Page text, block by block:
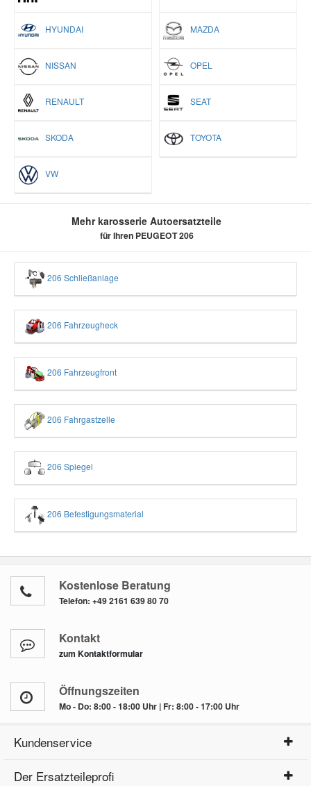
HYUNDAI MAZDA
NISSAN OPEL
RENAULT SEAT
SKODA TOYOTA
VW
Mehr karosserie Autoersatzteile
für Ihren PEUGEOT 206
206 Schließanlage
206 Fahrzeugheck
206 Fahrzeugfront
206 Fahrgastzelle
206 Spiegel
206 Befestigungsmaterial
Kostenlose Beratung
Telefon: +49 2161 639 80 70
Kontakt
zum Kontaktformular
Öffnungszeiten
Mo - Do: 8:00 - 18:00 Uhr | Fr: 8:00 - 17:00 Uhr
Kundenservice
Der Ersatzteileprofi